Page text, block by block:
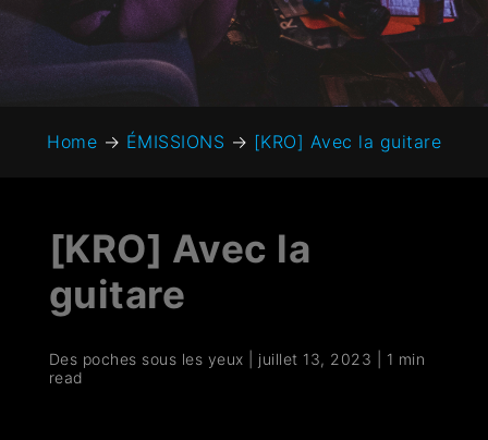
Home → ÉMISSIONS → [KRO] Avec la guitare
[KRO] Avec la
guitare
Des poches sous les yeux juillet 13, 2023
1 min
read